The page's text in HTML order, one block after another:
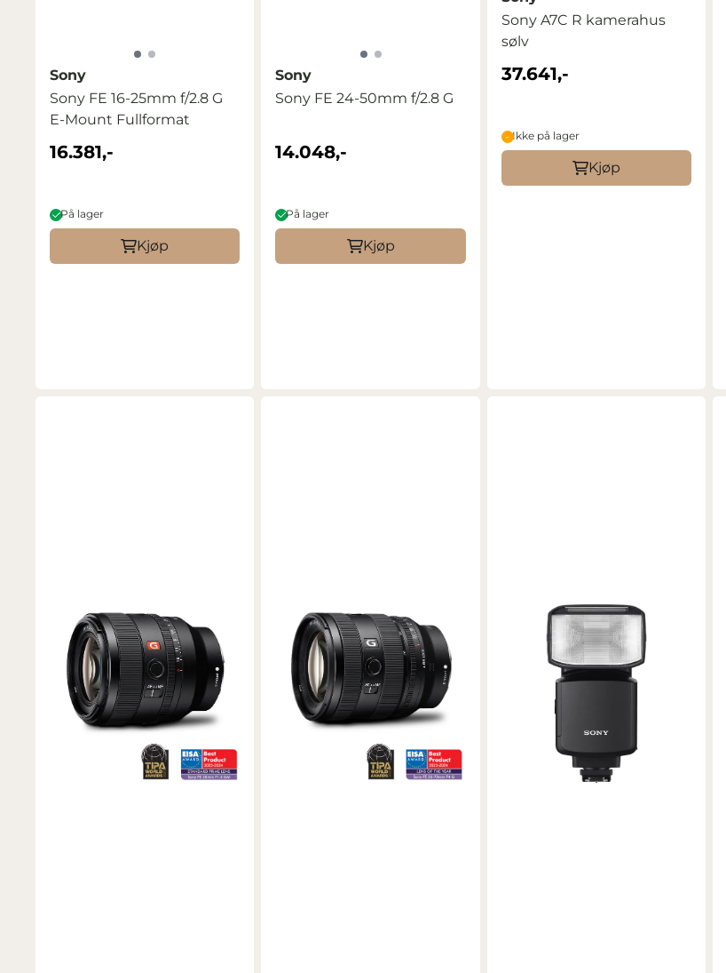
Sony
Sony FE 16-25mm f/2.8 G
E-Mount Fullformat
16.381,-
På lager
Kjøp
Sony
Sony FE 24-50mm f/2.8 G
14.048,-
På lager
Kjøp
Sony A7C R kamerahus
sølv
37.641,-
Ikke på lager
Kjøp